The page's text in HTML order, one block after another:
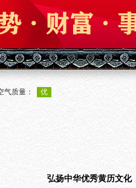
弘扬中华优秀黄历文化